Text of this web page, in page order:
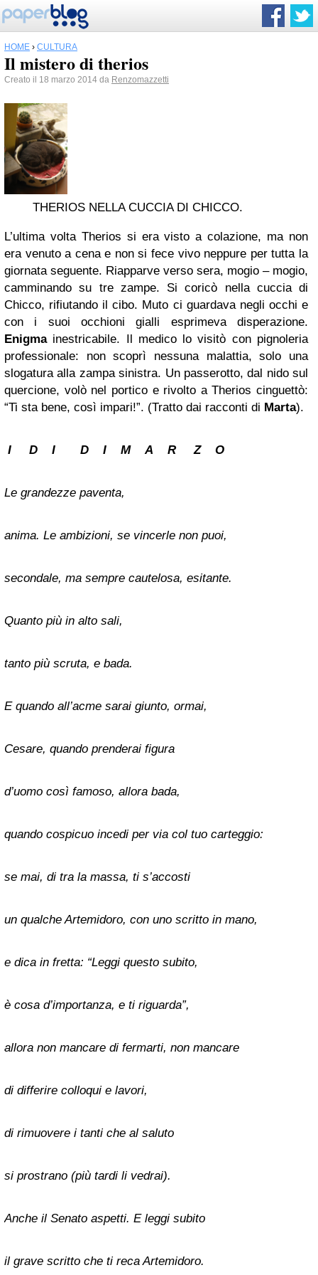
HOME › CULTURA
Il mistero di therios
Creato il 18 marzo 2014 da Renzomazzetti
THERIOS NELLA CUCCIA DI CHICCO.
L’ultima volta Therios si era visto a colazione, ma non
era venuto a cena e non si fece vivo neppure per tutta la
giornata seguente. Riapparve verso sera, mogio – mogio,
camminando su tre zampe. Si coricò nella cuccia di
Chicco, rifiutando il cibo. Muto ci guardava negli occhi e
con i suoi occhioni gialli esprimeva disperazione.
Enigmainestricabile. Il medico lo visitò con pignoleria
professionale: non scoprì nessuna malattia, solo una
slogatura alla zampa sinistra. Un passerotto, dal nido sul
quercione, volò nel portico e rivolto a Therios cinguettò:
“Ti sta bene, così impari!”. (Tratto dai racconti di Marta).
I D I D I M A R Z O
Le grandezze paventa,
anima. Le ambizioni, se vincerle non puoi,
secondale, ma sempre cautelosa, esitante.
Quanto più in alto sali,
tanto più scruta, e bada.
E quando all’acme sarai giunto, ormai,
Cesare, quando prenderai figura
d’uomo così famoso, allora bada,
quando cospicuo incedi per via col tuo carteggio:
se mai, di tra la massa, ti s’accosti
un qualche Artemidoro, con uno scritto in mano,
e dica in fretta: “Leggi questo subito,
è cosa d’importanza, e ti riguarda”,
allora non mancare di fermarti, non mancare
di differire colloqui e lavori,
di rimuovere i tanti che al saluto
si prostrano (più tardi li vedrai).
Anche il Senato aspetti. E leggi subito
il grave scritto che ti reca Artemidoro.